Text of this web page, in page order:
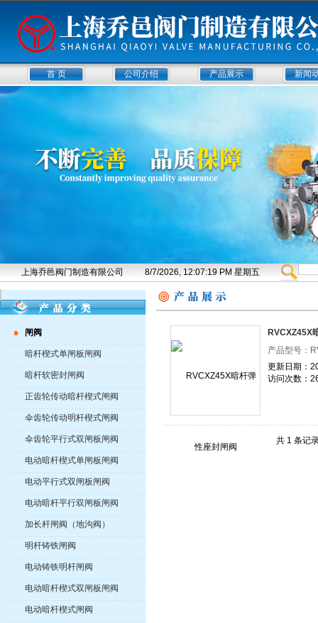
首 页 公司介绍 产品展示 新闻
上海乔邑阀门制造有限公司 8/7/2026, 12:07:20 PM 星期五
闸阀
暗杆楔式单闸板闸阀
暗杆软密封闸阀
正齿轮传动暗杆楔式闸阀
伞齿轮传动明杆楔式闸阀
伞齿轮平行式双闸板闸阀
电动暗杆楔式单闸板闸阀
电动平行式双闸板闸阀
电动暗杆平行双闸板闸阀
加长杆闸阀（地沟阀）
明杆铸铁闸阀
电动铸铁明杆闸阀
电动暗杆楔式双闸板闸阀
电动暗杆楔式闸阀
RVCXZ45X
产品型号：
更新日期：
访问次数：
共 1 条记